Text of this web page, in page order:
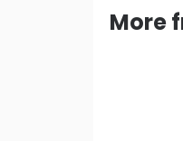
More